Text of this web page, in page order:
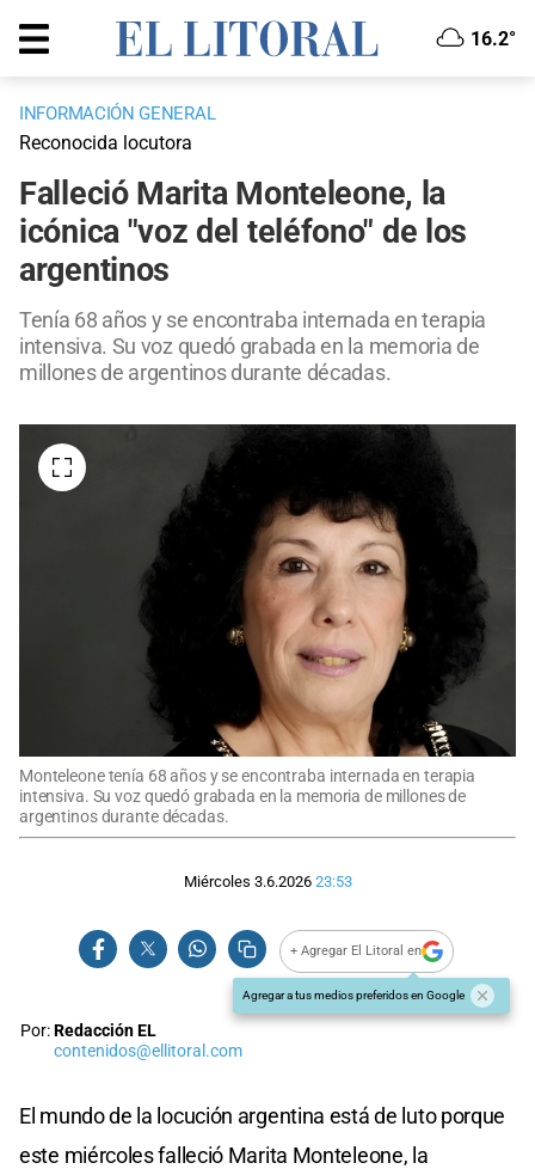
16.2°
INFORMACIÓN GENERAL
Reconocida locutora
Falleció Marita Monteleone, la
icónica "voz del teléfono" de los
argentinos
Tenía 68 años y se encontraba internada en terapia
intensiva. Su voz quedó grabada en la memoria de
millones de argentinos durante décadas.
Monteleone tenía 68 años y se encontraba internada en terapia
intensiva. Su voz quedó grabada en la memoria de millones de
argentinos durante décadas.
Miércoles 3.6.2026 23:53
+ Agregar El Litoral en
Agregar a tus medios preferidos en Google
Por:Redacción EL
contenidos@ellitoral.com
El mundo de la locución argentina está de luto porque
este miércoles falleció Marita Monteleone, la